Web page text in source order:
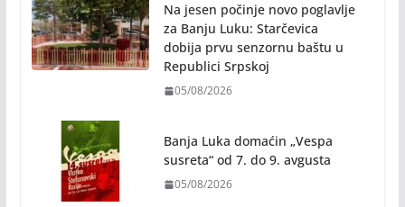
Na jesen počinje novo poglavlje
za Banju Luku: Starčevica
dobija prvu senzornu baštu u
Republici Srpskoj
05/08/2026
Banja Luka domaćin „Vespa
susreta“ od 7. do 9. avgusta
05/08/2026